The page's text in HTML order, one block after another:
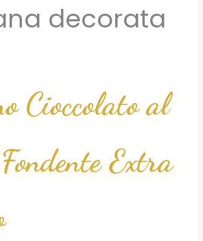
decorata
Cioccolato al
Extra